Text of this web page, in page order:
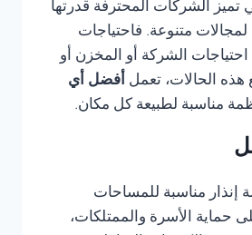
تميز الشركات المحترفة قدرتها
لمجالات متنوعة. فاحتياجات
الشركة أو المخزن أو
الحالات، تعمل أفضل أي
مناسبة لطبيعة كل مكان.
إنذار مناسبة للمساحات
حماية الأسرة والممتلكات،